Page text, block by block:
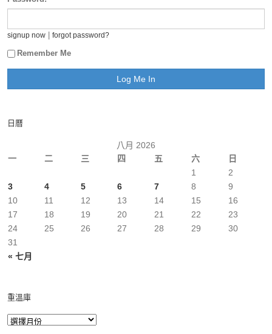
signup now forgot password?
Remember Me
日曆
八月 2026
一
二 三 四 五 六 日
« 七月
1
2
3
4 5 6 7 8
9
10
11 12 13 14 15
16
17
18 19 20 21 22
23
24
25 26 27 28 29
30
31
重溫庫